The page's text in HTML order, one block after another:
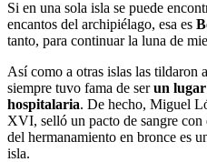
Si en una sola isla se puede
encantos del archipiélago, esa es
tanto, para continuar la luna de
Así como a otras islas las tildaron
siempre tuvo fama de serun
hospitalaria. De hecho, Miguel
XVI, selló un pacto de sangre
del hermanamiento en bronce es
isla.